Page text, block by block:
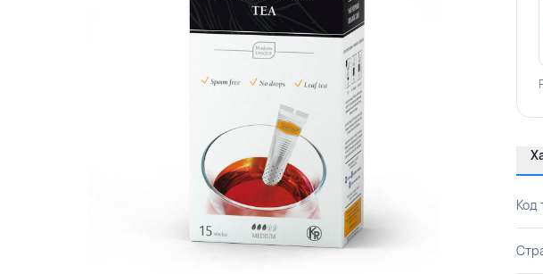
Код